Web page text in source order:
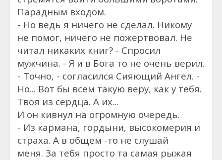
Парадным входом.
- Но ведь я ничего не сделал. Никому
не помог, ничего не пожертвовал. Не
читал никаких книг? - Спросил
мужчина. - Я и в Бога то не очень верил.
- Точно, - согласился Сияющий Ангел. -
Но... Вот бы всем такую веру, как у тебя.
Твоя из сердца. А их...
И он кивнул на огромную очередь.
- Из кармана, гордыни, высокомерия и
страха. А в общем -то не слушай
меня. За тебя просто та самая рыжая